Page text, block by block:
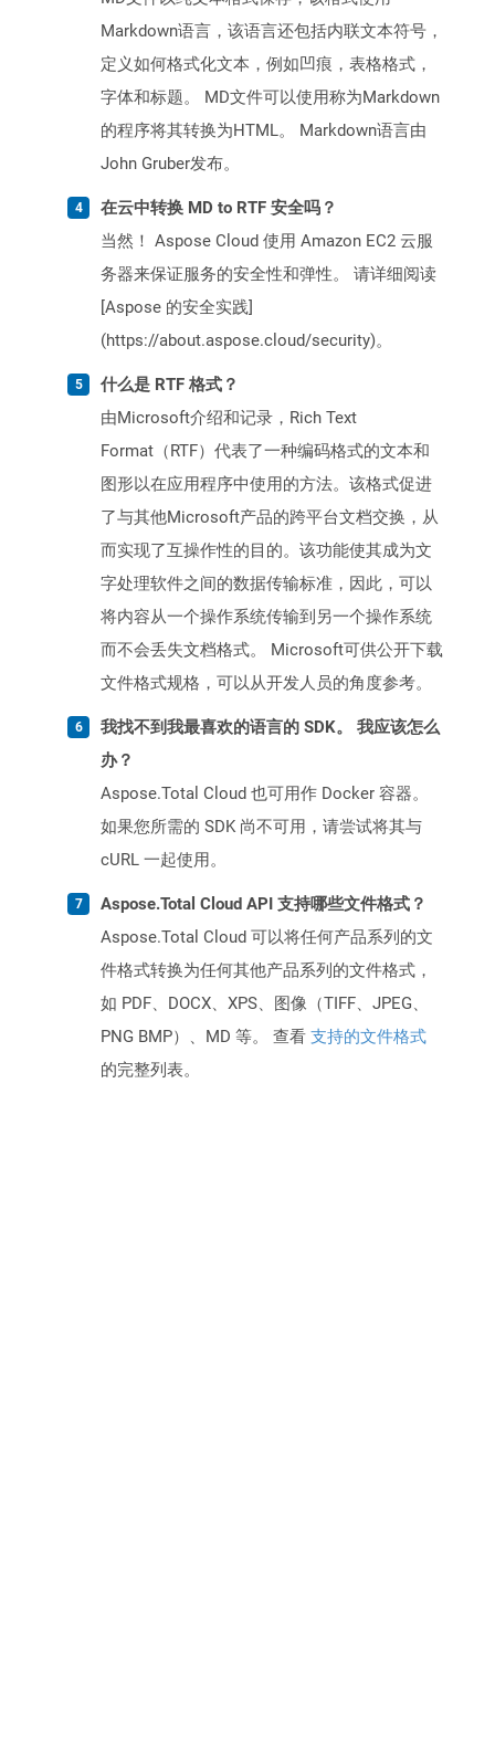
Markdown语言，该语言还包括内联文本符号，
定义如何格式化文本，例如凹痕，表格格式，
字体和标题。 MD文件可以使用称为Markdown
的程序将其转换为HTML。 Markdown语言由
John Gruber发布。
在云中转换 MD to RTF 安全吗？
当然！ Aspose Cloud 使用 Amazon EC2 云服
务器来保证服务的安全性和弹性。 请详细阅读
[Aspose 的安全实践]
(https://about.aspose.cloud/security)。
什么是 RTF 格式？
由Microsoft介绍和记录，Rich Text
Format（RTF）代表了一种编码格式的文本和
图形以在应用程序中使用的方法。该格式促进
了与其他Microsoft产品的跨平台文档交换，从
而实现了互操作性的目的。该功能使其成为文
字处理软件之间的数据传输标准，因此，可以
将内容从一个操作系统传输到另一个操作系统
而不会丢失文档格式。 Microsoft可供公开下载
文件格式规格，可以从开发人员的角度参考。
我找不到我最喜欢的语言的 SDK。 我应该怎么
办？
Aspose.Total Cloud 也可用作 Docker 容器。
如果您所需的 SDK 尚不可用，请尝试将其与
cURL 一起使用。
Aspose.Total Cloud API 支持哪些文件格式？
Aspose.Total Cloud 可以将任何产品系列的文
件格式转换为任何其他产品系列的文件格式，
如 PDF、DOCX、XPS、图像（TIFF、JPEG、
PNG BMP）、MD 等。 查看 支持的文件格式
的完整列表。